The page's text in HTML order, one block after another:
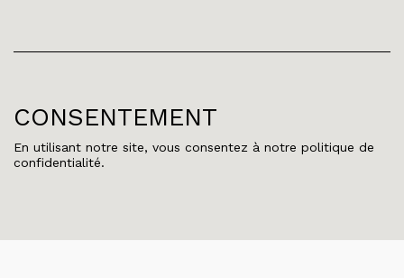
CONSENTEMENT
En utilisant notre site, vous consentez à notre politique de
confidentialité.